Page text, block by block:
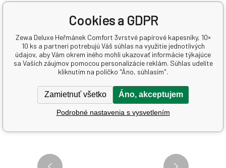
Súvisiace produkty
Cookies a GDPR
Zewa Deluxe Heřmánek Comfort 3vrstvé papírové kapesníky, 10×
10 ks a partneri potrebujú Váš súhlas na využitie jednotlivých
údajov, aby Vám okrem iného mohli ukazovať informácie týkajúce
sa Vašich záujmov pomocou personalizácie reklám. Súhlas udelíte
kliknutím na políčko "Áno, súhlasím".
Zamietnuť všetko Áno, akceptujem
Podrobné nastavenia s vysvetlením